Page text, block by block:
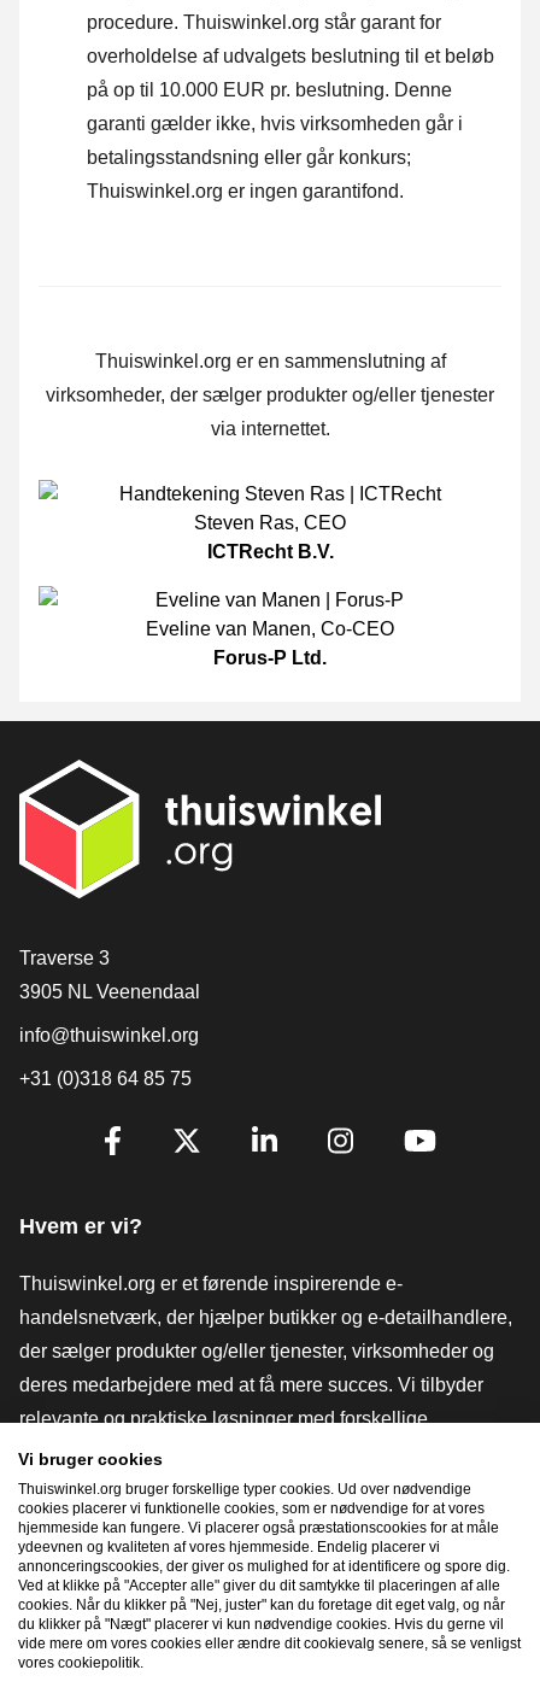
procedure. Thuiswinkel.org står garant for
overholdelse af udvalgets beslutning til et beløb
på op til 10.000 EUR pr. beslutning. Denne
garanti gælder ikke, hvis virksomheden går i
betalingsstandsning eller går konkurs;
Thuiswinkel.org er ingen garantifond.
Thuiswinkel.org er en sammenslutning af
virksomheder, der sælger produkter og/eller tjenester
via internettet.
Steven Ras, CEO
ICTRecht B.V.
Eveline van Manen, Co-CEO
Forus-P Ltd.
[_General:Contact]
Traverse 3
3905 NL Veenendaal
info@thuiswinkel.org
+31 (0)318 64 85 75
[_General:SocialMediaTitle]
Hvem er vi?
Thuiswinkel.org er et førende inspirerende e-
handelsnetværk, der hjælper butikker og e-detailhandlere,
der sælger produkter og/eller tjenester, virksomheder og
deres medarbejdere med at få mere succes. Vi tilbyder
relevante og praktiske løsninger med forskellige
tillidsmærker, Thuiswinkel-anmeldelser, juridiske værktøjer
og rådgivning, fortalervirksomhed, markedsundersøgelser
og har vores egen uddannelsesplatform, Thuiswinkel e-
Academy.
Naviger hurtigt
Vi bruger cookies
Thuiswinkel.org bruger forskellige typer cookies. Ud over nødvendige
cookies placerer vi funktionelle cookies, som er nødvendige for at vores
hjemmeside kan fungere. Vi placerer også præstationscookies for at måle
ydeevnen og kvaliteten af ​​vores hjemmeside. Endelig placerer vi
annonceringscookies, der giver os mulighed for at identificere og spore dig.
Ved at klikke på "Accepter alle" giver du dit samtykke til placeringen af ​​alle
cookies. Når du klikker på "Nej, juster" kan du foretage dit eget valg, og når
du klikker på "Nægt" placerer vi kun nødvendige cookies. Hvis du gerne vil
vide mere om vores cookies eller ændre dit cookievalg senere, så se venligst
vores cookiepolitik.